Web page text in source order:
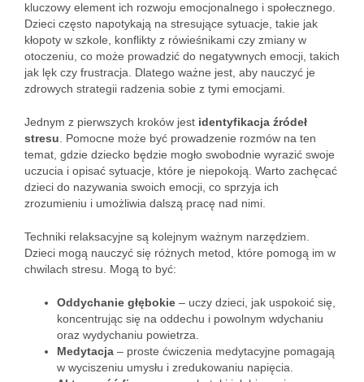
kluczowy element ich rozwoju emocjonalnego i społecznego.
Dzieci często napotykają na stresujące sytuacje, takie jak
kłopoty w szkole, konflikty z rówieśnikami czy zmiany w
otoczeniu, co może prowadzić do negatywnych emocji, takich
jak lęk czy frustracja. Dlatego ważne jest, aby nauczyć je
zdrowych strategii radzenia sobie z tymi emocjami.
Jednym z pierwszych kroków jest identyfikacja źródeł
stresu . Pomocne może być prowadzenie rozmów na ten
temat, gdzie dziecko będzie mogło swobodnie wyrazić swoje
uczucia i opisać sytuacje, które je niepokoją. Warto zachęcać
dzieci do nazywania swoich emocji, co sprzyja ich
zrozumieniu i umożliwia dalszą pracę nad nimi.
Techniki relaksacyjne są kolejnym ważnym narzędziem.
Dzieci mogą nauczyć się różnych metod, które pomogą im w
chwilach stresu. Mogą to być:
Oddychanie głębokie – uczy dzieci, jak uspokoić się,
koncentrując się na oddechu i powolnym wdychaniu
oraz wydychaniu powietrza.
Medytacja – proste ćwiczenia medytacyjne pomagają
w wyciszeniu umysłu i zredukowaniu napięcia.